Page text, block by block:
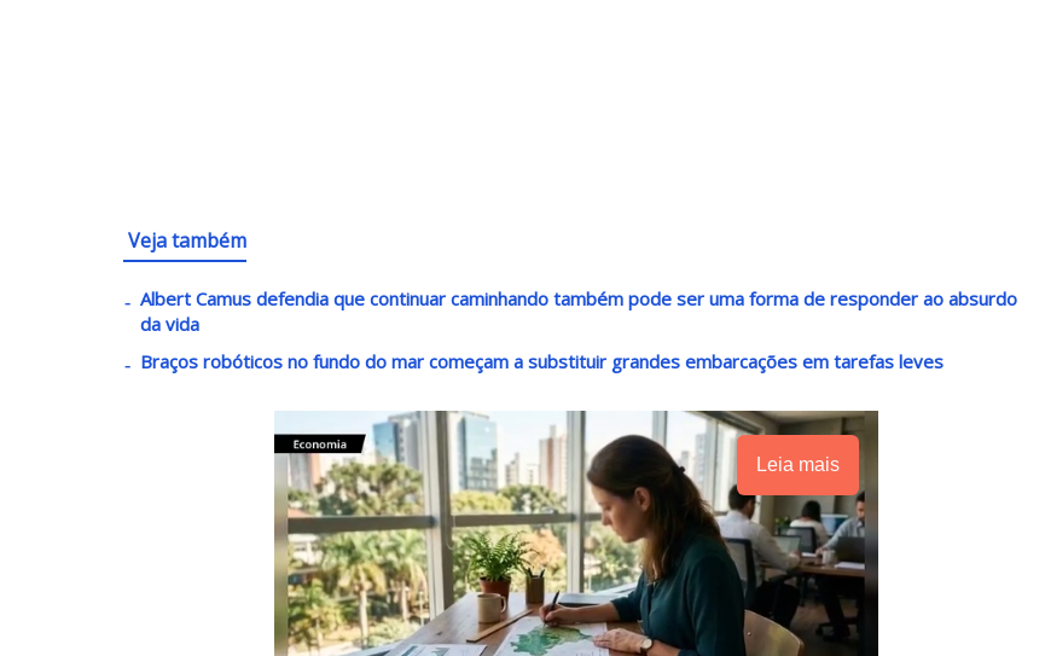
Veja também
Albert Camus defendia que continuar caminhando também pode ser uma forma de responder ao absurdo
da vida
Braços robóticos no fundo do mar começam a substituir grandes embarcações em tarefas leves
Leia mais